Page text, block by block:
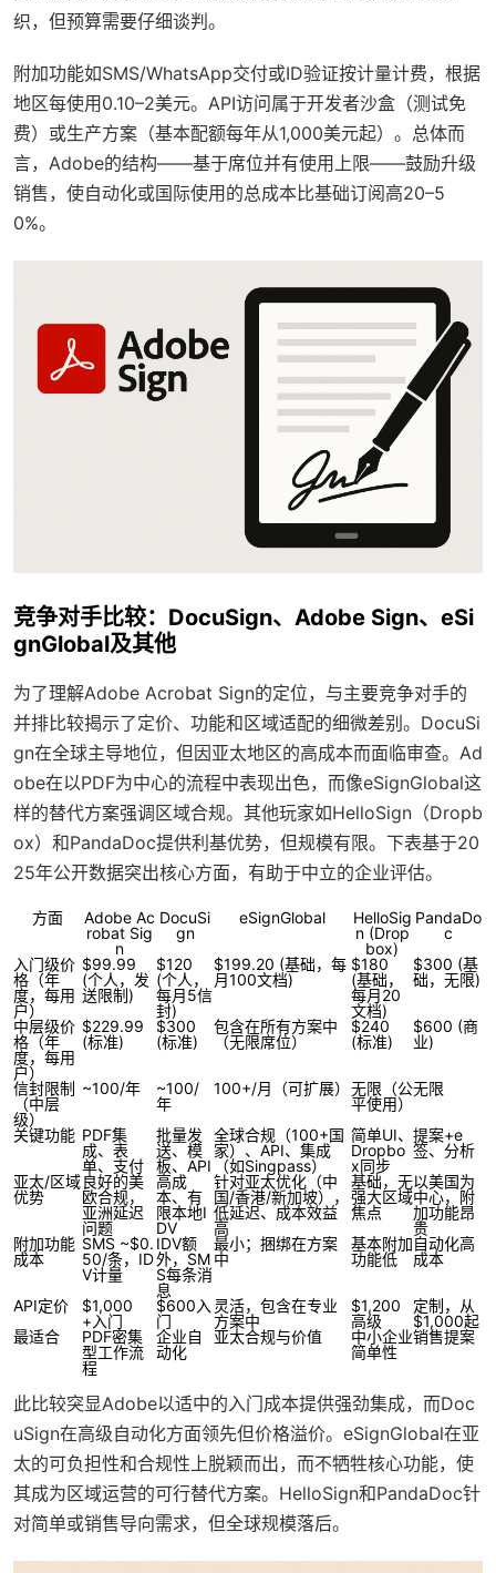
织，但预算需要仔细谈判。
附加功能如SMS/WhatsApp交付或ID验证按计量计费，根据
地区每使用0.10–2美元。API访问属于开发者沙盒（测试免
费）或生产方案（基本配额每年从1,000美元起）。总体而
言，Adobe的结构——基于席位并有使用上限——鼓励升级
销售，使自动化或国际使用的总成本比基础订阅高20–5
0%。
竞争对手比较：DocuSign、Adobe Sign、eSi
gnGlobal及其他
为了理解Adobe Acrobat Sign的定位，与主要竞争对手的
并排比较揭示了定价、功能和区域适配的细微差别。DocuSi
gn在全球主导地位，但因亚太地区的高成本而面临审查。Ad
obe在以PDF为中心的流程中表现出色，而像eSignGlobal这
样的替代方案强调区域合规。其他玩家如HelloSign（Dropb
ox）和PandaDoc提供利基优势，但规模有限。下表基于20
25年公开数据突出核心方面，有助于中立的企业评估。
方面
Adobe Ac
robat Sig
n
DocuSi
gn
eSignGlobal
HelloSig
n (Drop
box)
PandaDo
c
入门级价
格（年
度，每用
户）
$99.99
(个人，发
送限制)
$120
(个人，
每月5信
封)
$199.20 (基础，每
月100文档)
$180
(基础，
每月20
文档)
$300 (基
础，无限)
中层级价
格（年
度，每用
户）
$229.99
(标准)
$300
(标准)
包含在所有方案中
（无限席位）
$240
(标准)
$600 (商
业)
信封限制
（中层
级）
~100/年
~100/
年
100+/月（可扩展） 无限（公
平使用）
无限
关键功能 PDF集
成、表
单、支付
批量发
送、模
板、API
全球合规（100+国
家）、API、集成
（如Singpass）
简单UI、
Dropbo
x同步
提案+e
签、分析
亚太/区域
优势
良好的美
欧合规，
亚洲延迟
问题
高成
本、有
限本地I
DV
针对亚太优化（中
国/香港/新加坡），
低延迟、成本效益
高
基础，无
强大区域
焦点
以美国为
中心，附
加功能昂
贵
附加功能
成本
SMS ~$0.
50/条，ID
V计量
IDV额
外，SM
S每条消
息
最小；捆绑在方案
中
基本附加
功能低
自动化高
成本
API定价
$1,000
+入门
$600入
门
灵活，包含在专业
方案中
$1,200
高级
定制，从
$1,000起
最适合
PDF密集
型工作流
程
企业自
动化
亚太合规与价值
中小企业
简单性
销售提案
此比较突显Adobe以适中的入门成本提供强劲集成，而Doc
uSign在高级自动化方面领先但价格溢价。eSignGlobal在亚
太的可负担性和合规性上脱颖而出，而不牺牲核心功能，使
其成为区域运营的可行替代方案。HelloSign和PandaDoc针
对简单或销售导向需求，但全球规模落后。